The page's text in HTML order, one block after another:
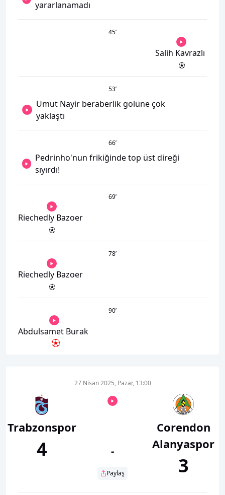
yararlanamadı
45’
Salih Kavrazlı
53’
Umut Nayir beraberlik golüne çok
yaklaştı
66’
Pedrinho'nun frikiğinde top üst direği
sıyırdı!
69’
Riechedly Bazoer
78’
Riechedly Bazoer
90’
Abdulsamet Burak
Trabzonspor
4
27 Nisan 2025, Pazar, 13:00
-
Paylaş
Corendon
Alanyaspor
3